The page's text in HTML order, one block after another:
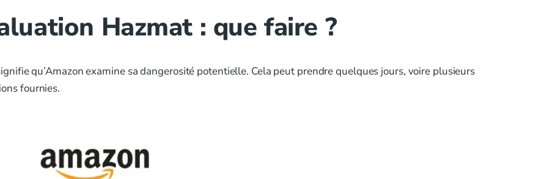
Hazmat : que faire ?
qu’Amazon examine sa dangerosité potentielle. Cela peut prendre quelques jours, voire plusieurs
fournies.